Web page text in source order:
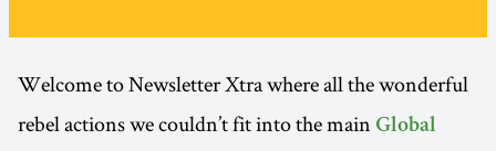
Welcome to Newsletter Xtra where all the wonderful
rebel actions we couldn’t fit into the main Global